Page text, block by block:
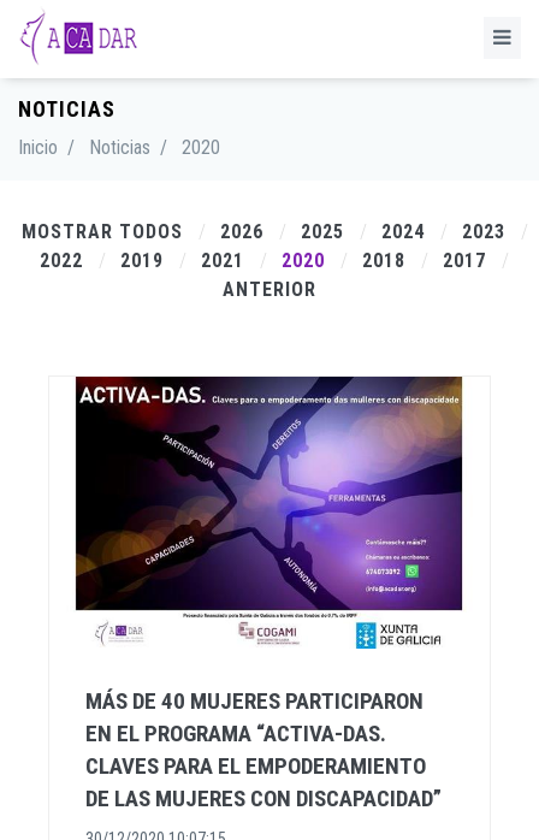
NOTICIAS
Inicio / Noticias / 2020
MOSTRAR TODOS 2026 2025 2024
2023
2022
2019 2021 2020 2018
2017
ANTERIOR
MÁS DE 40 MUJERES PARTICIPARON
EN EL PROGRAMA “ACTIVA-DAS.
CLAVES PARA EL EMPODERAMIENTO
DE LAS MUJERES CON DISCAPACIDAD”